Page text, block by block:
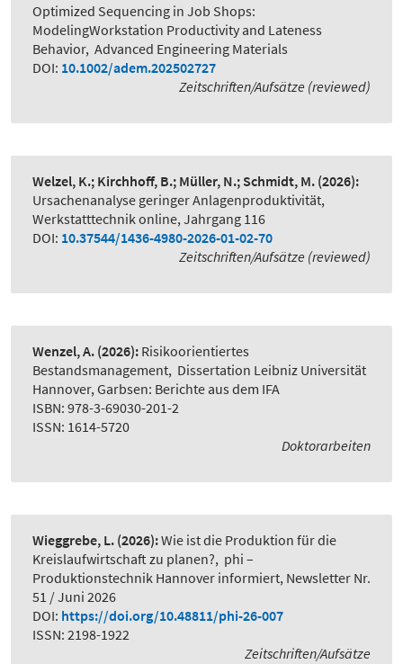
Optimized Sequencing in Job Shops:
ModelingWorkstation Productivity and Lateness
Behavior, Advanced Engineering Materials
DOI: 10.1002/adem.202502727
Zeitschriften/Aufsätze (reviewed)
Welzel, K.; Kirchhoff, B.; Müller, N.; Schmidt, M. (2026):
Ursachenanalyse geringer Anlagenproduktivität,
Werkstatttechnik online, Jahrgang 116
DOI: 10.37544/1436-4980-2026-01-02-70
Zeitschriften/Aufsätze (reviewed)
Wenzel, A. (2026): Risikoorientiertes
Bestandsmanagement, Dissertation Leibniz Universität
Hannover, Garbsen: Berichte aus dem IFA
ISBN: 978-3-69030-201-2
ISSN: 1614-5720
Doktorarbeiten
Wieggrebe, L. (2026):Wie ist die Produktion für die
Kreislaufwirtschaft zu planen?, phi –
Produktionstechnik Hannover informiert, Newsletter Nr.
51 / Juni 2026
DOI: https://doi.org/10.48811/phi-26-007
ISSN: 2198-1922
Zeitschriften/Aufsätze